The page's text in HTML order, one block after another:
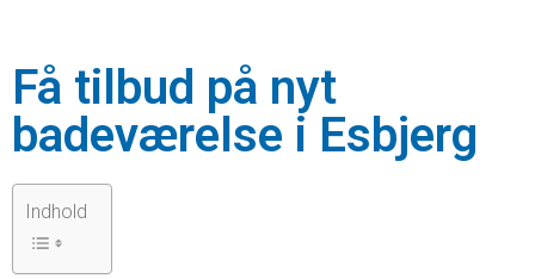
Få tilbud på nyt
badeværelse i Esbjerg
Indhold